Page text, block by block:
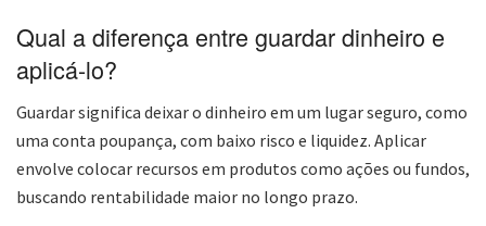
Qual a diferença entre guardar dinheiro e
aplicá-lo?
Guardar significa deixar o dinheiro em um lugar seguro, como
uma conta poupança, com baixo risco e liquidez. Aplicar
envolve colocar recursos em produtos como ações ou fundos,
buscando rentabilidade maior no longo prazo.